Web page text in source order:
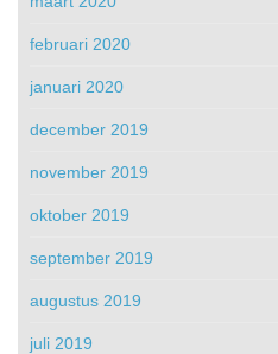
februari 2020
januari 2020
december 2019
november 2019
oktober 2019
september 2019
augustus 2019
juli 2019